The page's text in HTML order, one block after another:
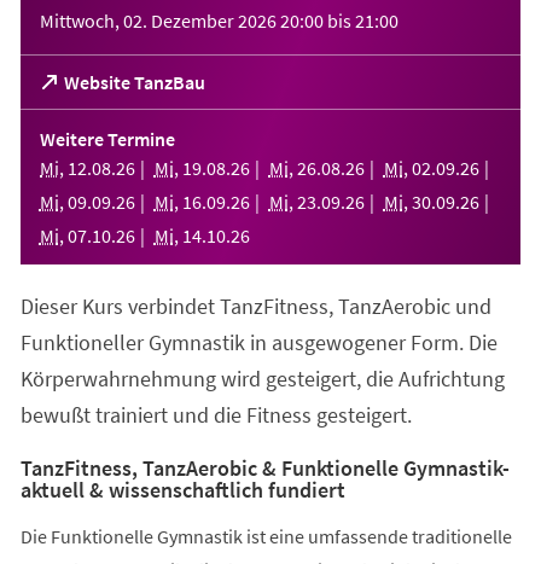
Mittwoch, 02. Dezember 202620:00 bis21:00
Website TanzBau
(Öffnet
in
einem
neuen
Tab)
Weitere Termine
Mi, 12.08.26 Mi, 19.08.26 Mi, 26.08.26 Mi, 02.09.26
Mi, 09.09.26 Mi, 16.09.26 Mi, 23.09.26 Mi, 30.09.26
Mi, 07.10.26 Mi, 14.10.26
Dieser Kurs verbindet TanzFitness, TanzAerobic und
Funktioneller Gymnastik in ausgewogener Form. Die
Körperwahrnehmung wird gesteigert, die Aufrichtung
bewußt trainiert und die Fitness gesteigert.
TanzFitness, TanzAerobic & Funktionelle Gymnastik-
aktuell & wissenschaftlich fundiert
Die Funktionelle Gymnastik ist eine umfassende traditionelle